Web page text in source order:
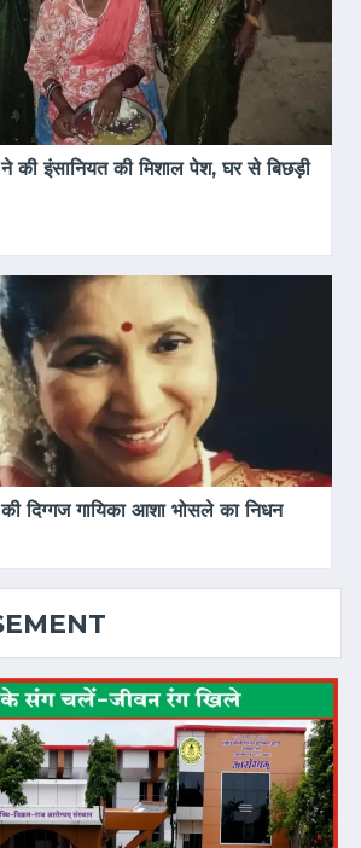
ने की इंसानियत की मिशाल पेश, घर से बिछड़ी
दिग्गज गायिका आशा भोसले का निधन